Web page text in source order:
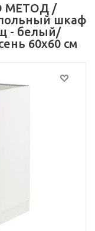
МЕТОД /
шкаф
- белый/
60x60 см